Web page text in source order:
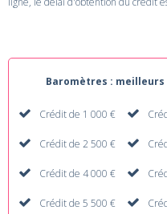
Baromètres :
Crédit de 1 000 €
Crédit de 2 500 €
Crédit de 4 000 €
Crédit de 5 500 €